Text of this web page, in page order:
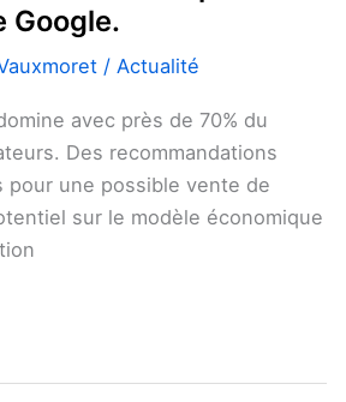
Google.
/ Actualité
avec près de 70% du
Des recommandations
pour une possible vente de
sur le modèle économique